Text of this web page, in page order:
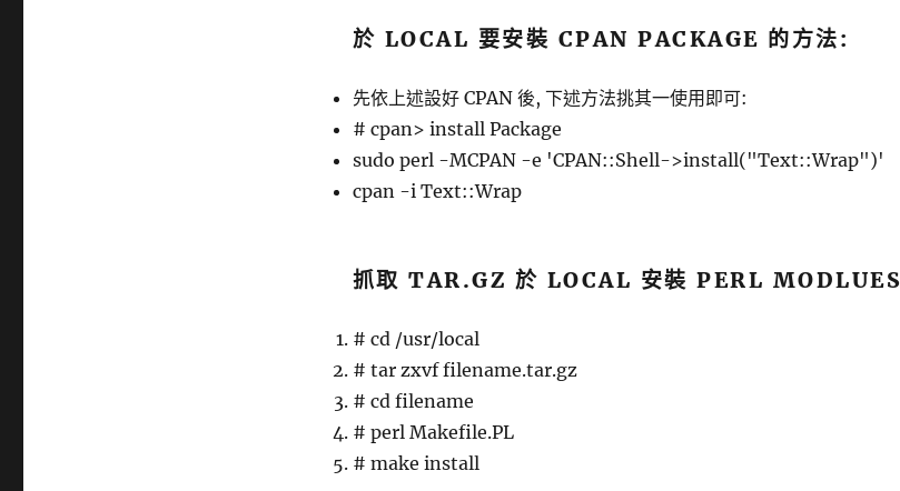
於 LOCAL 要安裝 CPAN PACKAGE 的方法:
先依上述設好 CPAN 後, 下述方法挑其一使用即可:
# cpan> install Package
sudo perl -MCPAN -e 'CPAN::Shell->install("Text::Wrap")'
cpan -i Text::Wrap
抓取 TAR.GZ 於 LOCAL 安裝 PERL MODLUES
# cd /usr/local
# tar zxvf filename.tar.gz
# cd filename
# perl Makefile.PL
# make install